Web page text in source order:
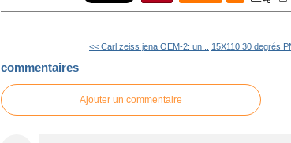
<< Carl zeiss jena OEM-2: un... 15X110 30 degrés
commentaires
Ajouter un commentaire